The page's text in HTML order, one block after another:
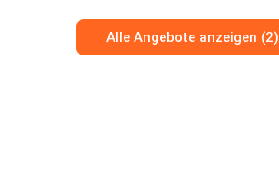
Alle Angebote anzeigen (2)